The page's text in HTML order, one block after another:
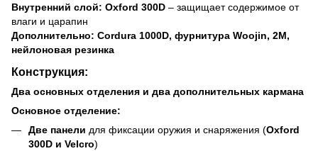
Внутренний слой: Oxford 300D – защищает содержимое от
влаги и царапин
Дополнительно: Cordura 1000D, фурнитура Woojin, 2M,
нейлоновая резинка
Конструкция:
Два основных отделения и два дополнительных кармана
Основное отделение:
Две панели для фиксации оружия и снаряжения (Oxford
300D и Velcro)